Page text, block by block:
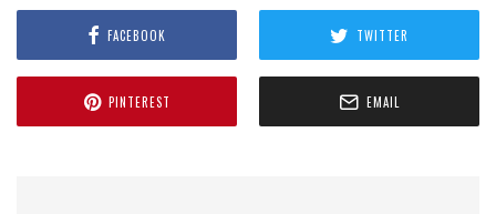
FACEBOOK TWITTER
PINTEREST EMAIL